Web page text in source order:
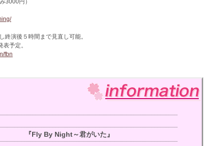
3000円）
演後５時間まで見直し可能。
予定。
fbn
『Fly By Night～君がいた』